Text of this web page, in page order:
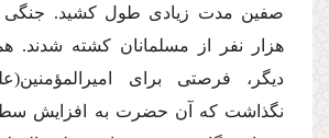
صفین مدت زیادى طول كشید. جنگى
هزار نفر از مسلمانان كشته شدند.
دیگر، فرصتى براى
نگذاشت كه آن حضرت به افزایش